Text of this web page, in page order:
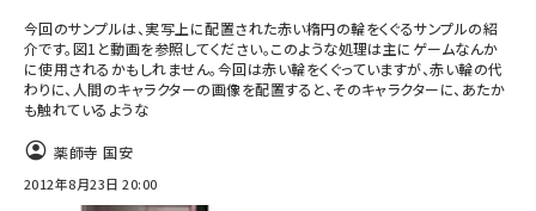
今回のサンプルは、実写上に配置された赤い楕円の輪をくぐるサンプルの紹
介です。図1と動画を参照してください。このような処理は主にゲームなんか
に使用されるかもしれません。今回は赤い輪をくぐっていますが、赤い輪の代
わりに、人間のキャラクターの画像を配置すると、そのキャラクターに、あたか
も触れているような
薬師寺 国安
2012年8月23日 20:00